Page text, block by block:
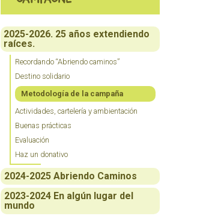
2025-2026. 25 años extendiendo
raíces.
Recordando “Abriendo caminos”
Destino solidario
Metodología de la campaña
Actividades, cartelería y ambientación
Buenas prácticas
Evaluación
Haz un donativo
2024-2025 Abriendo Caminos
2023-2024 En algún lugar del
mundo